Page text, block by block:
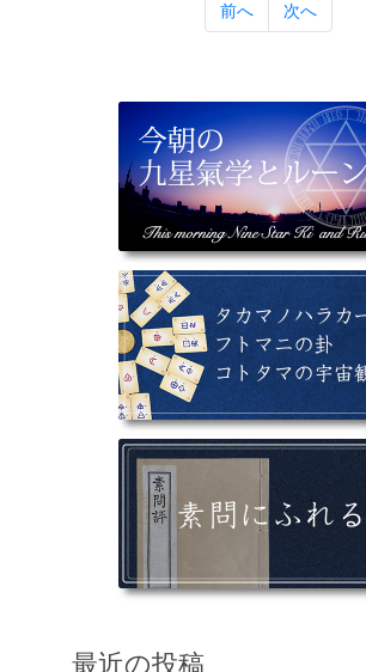
前へ 次へ
最近の投稿